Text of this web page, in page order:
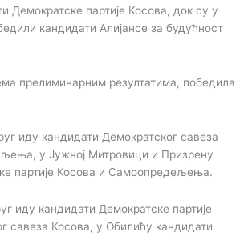
Демократске партије Косова, док су у
кандидати Алијансе за будућност
прелиминарним резултатима, победила
иду кандидати Демократског савеза
у Јужној Митровици и Призрену
партије Косова и Самоопредељења.
иду кандидати Демократске партије
савеза Косова, у Обилићу кандидати